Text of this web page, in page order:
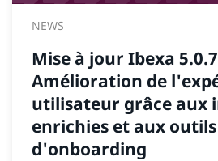
NEWS
Mise à jour Ibexa
Amélioration de
utilisateur grâce aux
enrichies et aux outils
d'onboarding